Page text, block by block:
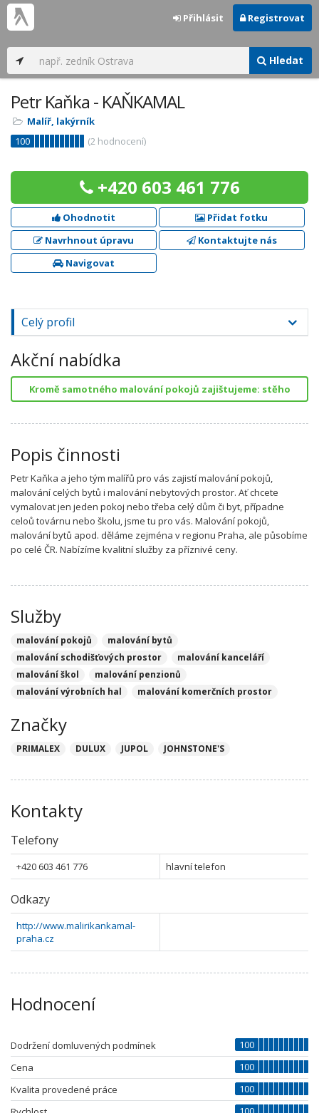
Hledat
Přihlásit Registrovat
Petr Kaňka - KAŇKAMAL
Malíř, lakýrník
100
(2 hodnocení)
+420 603 461 776
Ohodnotit
Přidat fotku
Navrhnout úpravu
Kontaktujte nás
Navigovat
Celý profil
Akční nabídka
Kromě samotného malování pokojů zajištujeme: stěho
Popis činnosti
Petr Kaňka a jeho tým malířů pro vás zajistí malování pokojů,
malování celých bytů i malování nebytových prostor. Ať chcete
vymalovat jen jeden pokoj nebo třeba celý dům či byt, případne
celoů továrnu nebo školu, jsme tu pro vás. Malování pokojů,
malování bytů apod. děláme zejména v regionu Praha, ale působíme
po celé ČR. Nabízíme kvalitní služby za příznivé ceny.
Služby
malování pokojů
malování bytů
malování schodišťových prostor
malování kanceláří
malování škol
malování penzionů
malování výrobních hal
malování komerčních prostor
Značky
PRIMALEX DULUX JUPOL JOHNSTONE'S
Kontakty
Telefony
+420 603 461 776 hlavní telefon
Odkazy
http://www.malirikankamal-
praha.cz
Hodnocení
Dodržení domluvených podmínek
100
Cena
100
Kvalita provedené práce
100